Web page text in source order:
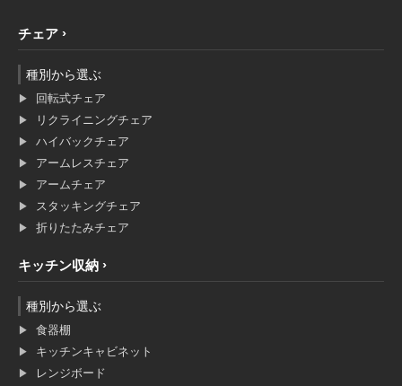
チェア
種別から選ぶ
回転式チェア
リクライニングチェア
ハイバックチェア
アームレスチェア
アームチェア
スタッキングチェア
折りたたみチェア
キッチン収納
種別から選ぶ
食器棚
キッチンキャビネット
レンジボード